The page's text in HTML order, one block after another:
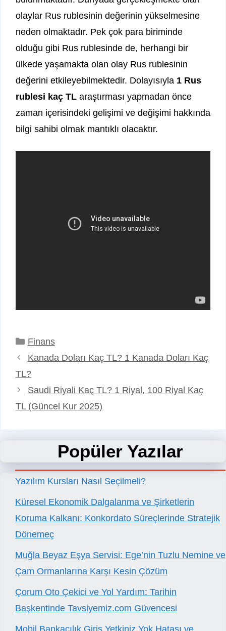
olaylar Rus rublesinin değerinin yükselmesine
neden olmaktadır. Pek çok para biriminde
olduğu gibi Rus rublesinde de, herhangi bir
ülkede yaşamakta olan olay Rus rublesinin
değerini etkileyebilmektedir. Dolayısıyla 1 Rus
rublesi kaç TL araştırması yapmadan önce
zaman içerisindeki gelişimi ve değişimi hakkında
bilgi sahibi olmak mantıklı olacaktır.
Kategoriler
Finans
Kanada Doları Kaç TL? 1 Kanada Doları Kaç
TL?
Saudi Riyali Kaç TL? 1 Riyal, 100 Riyal Kaç
TL (Güncel Kur 2025)
Popüler Yazılar
Yazılım Kursları Nasıl Seçilmeli?
Küresel Ekonomik Dalgalanma ve Şirketlerin
Koruma Kalkanı: Konkordato Süreçlerinde Stratejik
Dönemeç
Muğla Beyaz Eşya Servisi: Ege’nin Tuzlu Nemine ve
Çam Ormanlarına Karşı Kesin Çözüm
Çorum Oto Çekici ve Yol Yardım: Tarihin
Başkentinde Tavsiyemiz.com Güvencesi
Mobil Bankacılık Giriş Yetkiniz Yok Hatası ve